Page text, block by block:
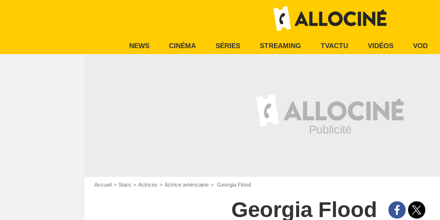
NEWS CINÉMA SÉRIES STREAMING TVACTU VIDÉOS VOD
Accueil Stars Actrices Actrice américaine Georgia Flood
Georgia Flood